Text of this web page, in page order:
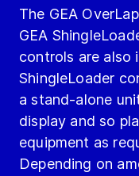
The GEA
GEA
controls are also
ShingleLoader
a stand-alone
display and so
equipment as
Depending on